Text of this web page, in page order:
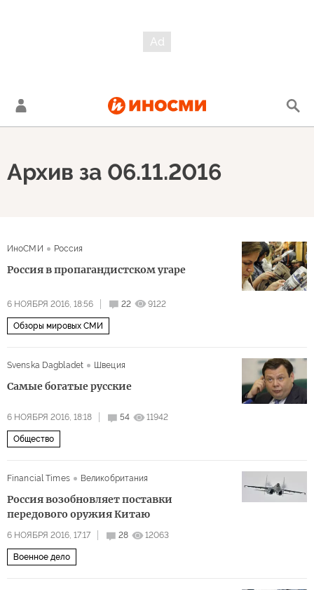
Архив за 06.11.2016
ИноСМИ Россия
Россия в пропагандистском угаре
6 НОЯБРЯ 2016, 18:56 22 9122
Обзоры мировых СМИ
Svenska Dagbladet Швеция
Самые богатые русские
6 НОЯБРЯ 2016, 18:18 54 11942
Общество
Financial Times Великобритания
Россия возобновляет поставки
передового оружия Китаю
6 НОЯБРЯ 2016, 17:17 28 12063
Военное дело